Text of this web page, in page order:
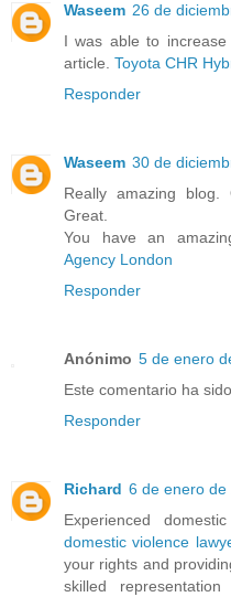
Waseem 26 de
I was able to
article. Toyota CHR
Responder
Waseem 30 de
Really amazing blog.
Great.
You have an
Agency London
Responder
Anónimo 5 de enero
Este comentario ha
Responder
Richard 6 de enero de
Experienced
domestic violence
your rights and
skilled